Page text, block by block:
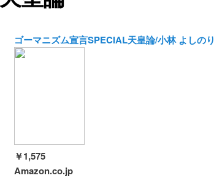
ゴーマニズム宣言SPECIAL天皇論/小林 よしのり
￥1,575
Amazon.co.jp